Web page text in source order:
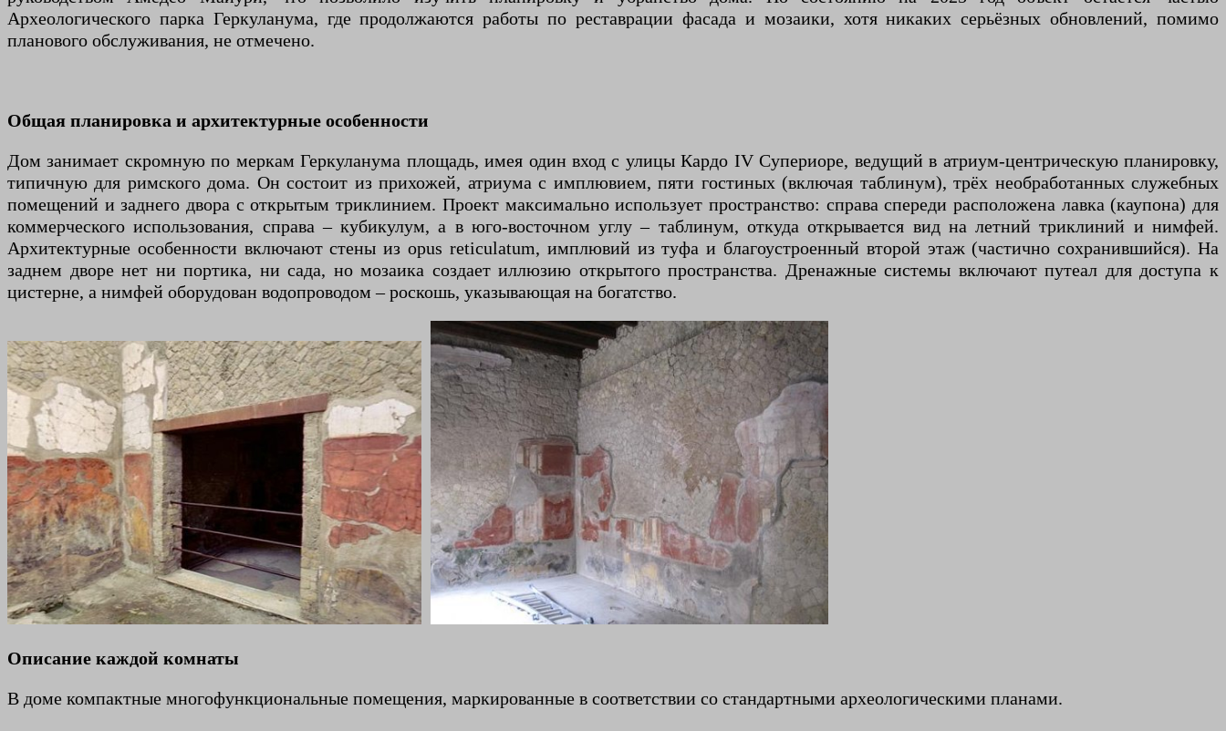
Археологического парка Геркуланума, где продолжаются работы по реставрации фасада и мозаики, хотя никаких серьёзных обновлений, помимо
планового обслуживания, не отмечено.
Общая планировка и архитектурные особенности
Дом занимает скромную по меркам Геркуланума площадь, имея один вход с улицы Кардо IV Супериоре, ведущий в атриум-центрическую планировку,
типичную для римского дома. Он состоит из прихожей, атриума с имплювием, пяти гостиных (включая таблинум), трёх необработанных служебных
помещений и заднего двора с открытым триклинием. Проект максимально использует пространство: справа спереди расположена лавка (каупона) для
коммерческого использования, справа – кубикулум, а в юго-восточном углу – таблинум, откуда открывается вид на летний триклиний и нимфей.
Архитектурные особенности включают стены из opus reticulatum, имплювий из туфа и благоустроенный второй этаж (частично сохранившийся). На
заднем дворе нет ни портика, ни сада, но мозаика создает иллюзию открытого пространства. Дренажные системы включают путеал для доступа к
цистерне, а нимфей оборудован водопроводом – роскошь, указывающая на богатство.
Описание каждой комнаты
В доме компактные многофункциональные помещения, маркированные в соответствии со стандартными археологическими планами.